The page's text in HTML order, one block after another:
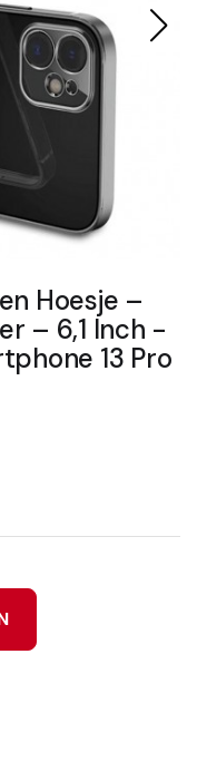
Hoesje –
– 6,1 Inch -
13 Pro